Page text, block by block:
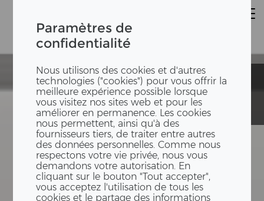
Paramètres de
confidentialité
Nous utilisons des cookies et d'autres
technologies ("cookies") pour vous offrir la
meilleure expérience possible lorsque
vous visitez nos sites web et pour les
améliorer en permanence. Les cookies
nous permettent, ainsi qu'à des
fournisseurs tiers, de traiter entre autres
des données personnelles. Comme nous
respectons votre vie privée, nous vous
demandons votre autorisation. En
cliquant sur le bouton "Tout accepter",
vous acceptez l'utilisation de tous les
cookies et le partage des informations
Centre
cantonal des
appels
d’urgence
Centre
cantonal des
appels
d’urgence